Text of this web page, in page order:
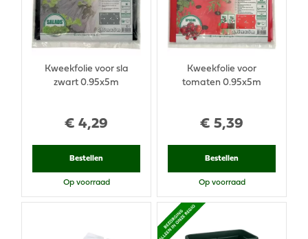
€ 4,29
Kweekfolie voor sla
zwart 0.95x5m
Bestellen
Op voorraad
€ 5,39
Kweekfolie voor
tomaten 0.95x5m
Bestellen
Op voorraad